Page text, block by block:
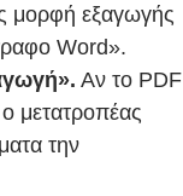
μορφή εξαγωγής
Word».
Αν το PDF
μετατροπέας
την